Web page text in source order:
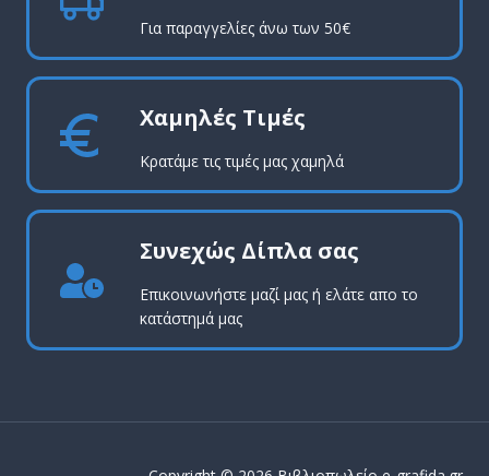
Για παραγγελίες άνω των 50€
Χαμηλές Τιμές
Κρατάμε τις τιμές μας χαμηλά
Συνεχώς Δίπλα σας
Επικοινωνήστε μαζί μας ή ελάτε απο το
κατάστημά μας